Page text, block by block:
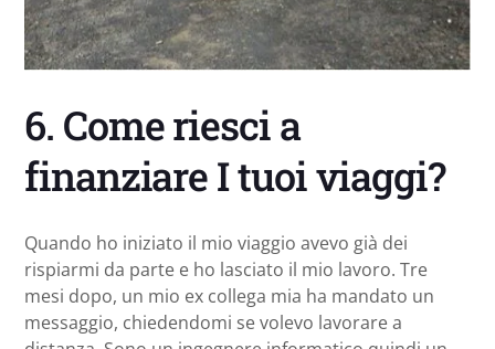
6. Come riesci a
finanziare I tuoi viaggi?
Quando ho iniziato il mio viaggio avevo già dei
rispiarmi da parte e ho lasciato il mio lavoro. Tre
mesi dopo, un mio ex collega mia ha mandato un
messaggio, chiedendomi se volevo lavorare a